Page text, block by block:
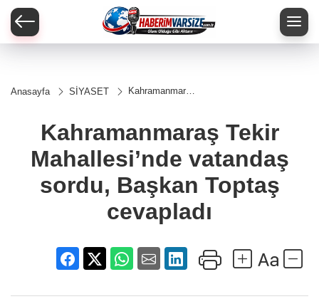
Anasayfa SİYASET
Kahramanmaraş
Başkan Toptaş
Kahramanmaraş Tekir
Mahallesi’nde vatandaş
sordu, Başkan Toptaş
cevapladı